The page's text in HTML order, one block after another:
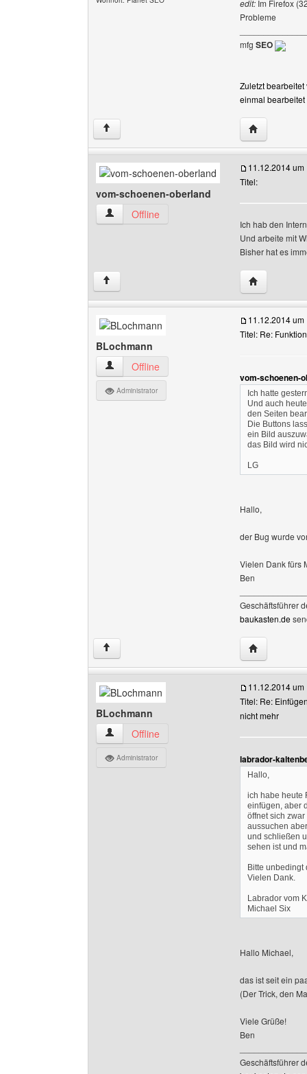
edit: Im Firefox
Probleme
mfg SEO
Zuletzt
einmal bearbeitet
↑ Website
vom-schoenen-oberland
vom-schoenen-oberland Benutzer-Profile
Offline
11.12.2014 um
Titel:
Ich hab den
Und arbeite mit
Bisher hat es
↑ Website
BLochmann
BLochmann Benutzer-Profile anzeigen
Offline
Administrator
11.12.2014 um
Titel: Re:
vom-schoenen-
Ich hatte
Und auch
den Seiten
Die Buttons
ein Bild
das Bild wird
LG
Hallo,
der Bug wurde
Vielen Dank fürs
Ben
Geschäftsführer
baukasten.de
↑ Website
BLochmann
BLochmann Benutzer-Profile anzeigen
Offline
Administrator
11.12.2014 um
Titel: Re:
nicht mehr
labrador-
Hallo,
ich habe heute
einfügen, aber
öffnet sich
aussuchen
und schließen
sehen ist und
Bitte
Vielen Dank.
Labrador vom
Michael Six
Hallo Michael,
das ist seit ein
(Der Trick, den
Viele Grüße!
Ben
Geschäftsführer